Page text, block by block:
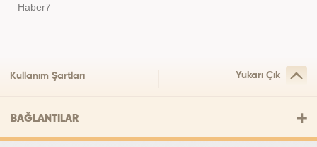
Haber7
Kullanım Şartları Yukarı Çık
BAĞLANTILAR